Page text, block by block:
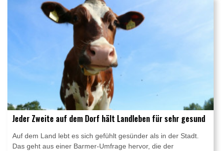
aber in der Koalition mit der Union "das kleinere Übel" gewählt
- denn die Union habe zunächst einen Karenztag gefordert,
also einen Krankheitstag ohne Lohnfortzahlung.
Jeder Zweite auf dem Dorf hält Landleben für sehr gesund
Auf dem Land lebt es sich gefühlt gesünder als in der Stadt.
Das geht aus einer Barmer-Umfrage hervor, die der